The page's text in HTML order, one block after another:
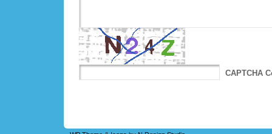
CAPTCHA